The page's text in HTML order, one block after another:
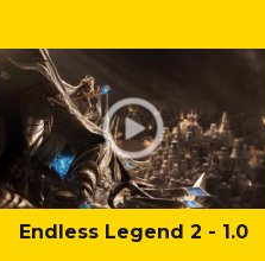
Endless Legend 2 - 1.0